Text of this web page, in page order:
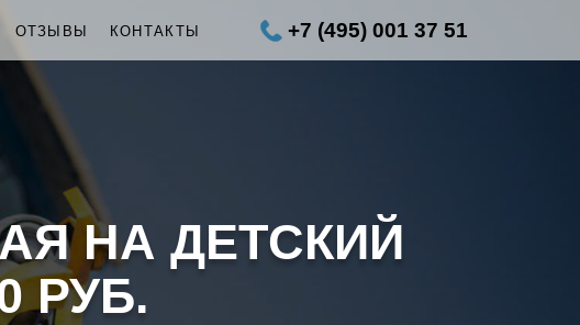
ОТЗЫВЫ КОНТАКТЫ +7 (495) 001 37 51
НА ДЕТСКИЙ
РУБ.